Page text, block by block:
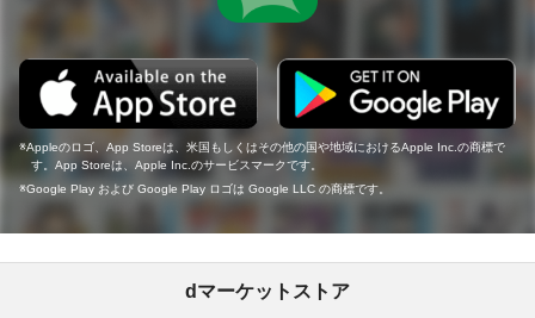
Appleのロゴ、App Storeは、米国もしくはその他の国や地域におけるApple Inc.の商標で
す。App Storeは、Apple Inc.のサービスマークです。
Google Play および Google Play ロゴは Google LLC の商標です。
dマーケットストア